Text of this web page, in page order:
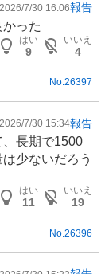
2026/7/30 16:06報告
った
はい
9
いいえ
4
No.26397
2026/7/30 15:34報告
長期で1500
少ないだろう
はい
11
いいえ
19
No. 26396